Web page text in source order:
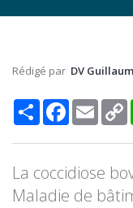
Rédigé par DV
Share Facebook
Email
La coccidiose
Maladie de